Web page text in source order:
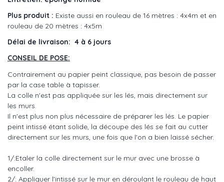
Plus produit : Existe aussi en rouleau de 16 mètres : 4x4m et en
rouleau de 20 mètres : 4x5m
Délai de livraison: 4 à 6 jours
CONSEIL DE POSE:
Contrairement au papier peint classique, pas besoin de passer
par la case table à tapisser.
La colle n'est pas appliquée sur les lés, mais directement sur
les murs.
Il n'est plus non plus nécessaire de préparer les lés. Le papier
peint intissé étant solide, la découpe des lés se fait au cutter
directement sur les murs, une fois que l'on a bien laissé sécher.
1/:Etaler la colle directement sur le mur avec une brosse à
encoller.
2/: Appliquer l'intissé sur le mur en déroulant le rouleau de haut